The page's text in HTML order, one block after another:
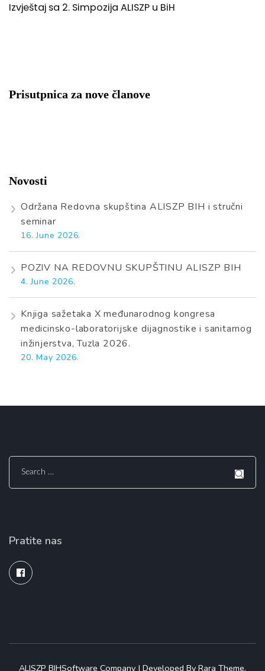
Izvještaj sa 2. Simpozija ALISZP u BiH
Prisutpnica za nove članove
Novosti
Održana Redovna skupština ALISZP BIH i stručni
seminar
16. June 2026.
POZIV NA REDOVNU SKUPŠTINU ALISZP BIH
4. June 2026.
Knjiga sažetaka X međunarodnog kongresa
medicinsko-laboratorijske dijagnostike i sanitarnog
inžinjerstva, Tuzla 2026.
20. May 2026.
Search
for:
Pratite nas
ALISZP BIHSoftware Company | Developed By Rara Theme.